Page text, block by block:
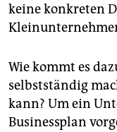
keine konkreten
Wie kommt es
selbstständig
kann? Um ein
Businessplan